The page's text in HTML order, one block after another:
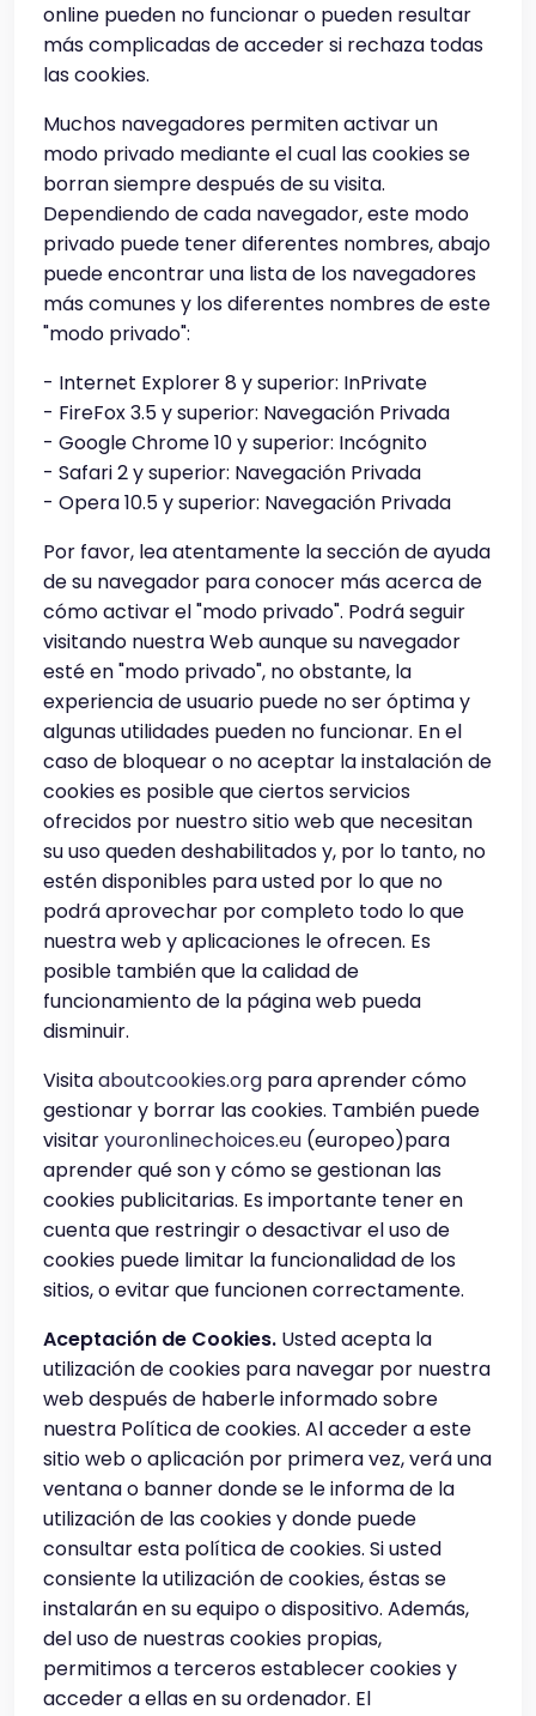
online pueden no funcionar o pueden resultar
más complicadas de acceder si rechaza todas
las cookies.
Muchos navegadores permiten activar un
modo privado mediante el cual las cookies se
borran siempre después de su visita.
Dependiendo de cada navegador, este modo
privado puede tener diferentes nombres, abajo
puede encontrar una lista de los navegadores
más comunes y los diferentes nombres de este
"modo privado":
- Internet Explorer 8 y superior: InPrivate
- FireFox 3.5 y superior: Navegación Privada
- Google Chrome 10 y superior: Incógnito
- Safari 2 y superior: Navegación Privada
- Opera 10.5 y superior: Navegación Privada
Por favor, lea atentamente la sección de ayuda
de su navegador para conocer más acerca de
cómo activar el "modo privado". Podrá seguir
visitando nuestra Web aunque su navegador
esté en "modo privado", no obstante, la
experiencia de usuario puede no ser óptima y
algunas utilidades pueden no funcionar. En el
caso de bloquear o no aceptar la instalación de
cookies es posible que ciertos servicios
ofrecidos por nuestro sitio web que necesitan
su uso queden deshabilitados y, por lo tanto, no
estén disponibles para usted por lo que no
podrá aprovechar por completo todo lo que
nuestra web y aplicaciones le ofrecen. Es
posible también que la calidad de
funcionamiento de la página web pueda
disminuir.
Visitaaboutcookies.org para aprender cómo
gestionar y borrar las cookies. También puede
visitaryouronlinechoices.eu (europeo)para
aprender qué son y cómo se gestionan las
cookies publicitarias. Es importante tener en
cuenta que restringir o desactivar el uso de
cookies puede limitar la funcionalidad de los
sitios, o evitar que funcionen correctamente.
Aceptación de Cookies. Usted acepta la
utilización de cookies para navegar por nuestra
web después de haberle informado sobre
nuestra Política de cookies. Al acceder a este
sitio web o aplicación por primera vez, verá una
ventana o banner donde se le informa de la
utilización de las cookies y donde puede
consultar esta política de cookies. Si usted
consiente la utilización de cookies, éstas se
instalarán en su equipo o dispositivo. Además,
del uso de nuestras cookies propias,
permitimos a terceros establecer cookies y
acceder a ellas en su ordenador. El